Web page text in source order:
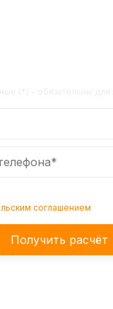
соглашением
Получить расчёт